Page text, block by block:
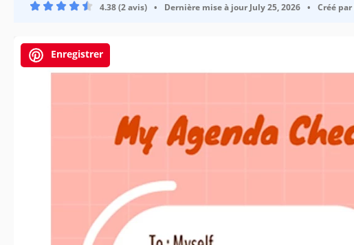
4.38 (2 avis) • Dernière mise à jour July 25, 2026 • Créé par
Enregistrer